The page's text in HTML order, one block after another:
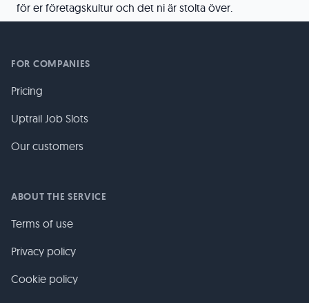
för er företagskultur och det ni är stolta över.
FOR COMPANIES
Pricing
Uptrail Job Slots
Our customers
ABOUT THE SERVICE
Terms of use
Privacy policy
Cookie policy